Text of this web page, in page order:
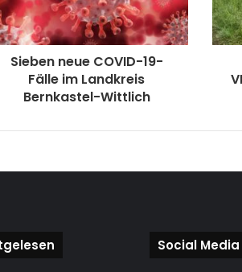
Sieben neue COVID-19-
Fälle im Landkreis
Bernkastel-Wittlich
Social Media